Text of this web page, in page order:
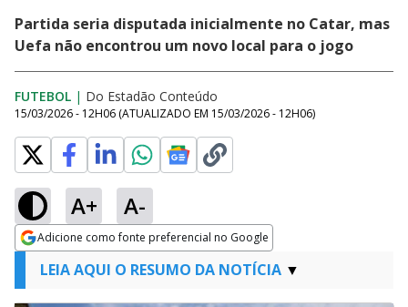
Partida seria disputada inicialmente no Catar, mas
Uefa não encontrou um novo local para o jogo
FUTEBOL | Do Estadão Conteúdo
15/03/2026 - 12H06 (ATUALIZADO EM 15/03/2026 - 12H06)
A+ A-
Adicione como fonte preferencial no Google
Opens in new window
LEIA AQUI O RESUMO DA NOTÍCIA